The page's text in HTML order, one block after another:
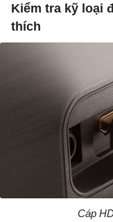
Kiểm tra kỹ loại
thích
Cáp